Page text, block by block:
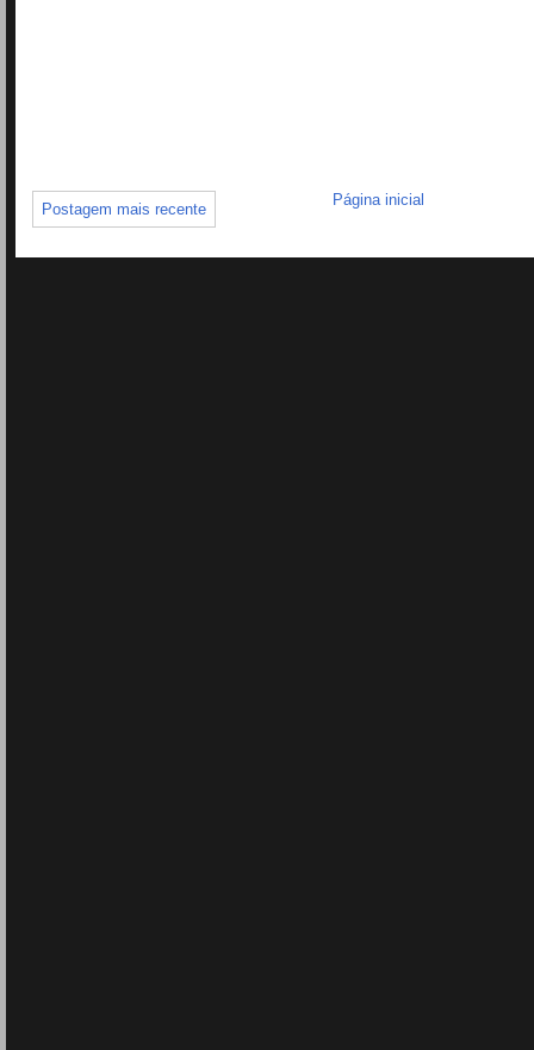
Postagem mais recente
Página inicial